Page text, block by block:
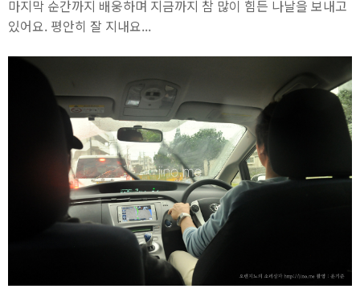
마지막 순간까지 배웅하며 지금까지 참 많이 힘든 나날을 보내고
있어요. 평안히 잘 지내요...